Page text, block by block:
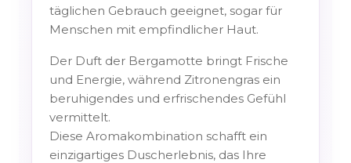
täglichen Gebrauch geeignet, sogar für
Menschen mit empfindlicher Haut.
Der Duft der Bergamotte bringt Frische
und Energie, während Zitronengras ein
beruhigendes und erfrischendes Gefühl
vermittelt.
Diese Aromakombination schafft ein
einzigartiges Duscherlebnis, das Ihre